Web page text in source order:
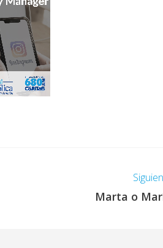
Marta o